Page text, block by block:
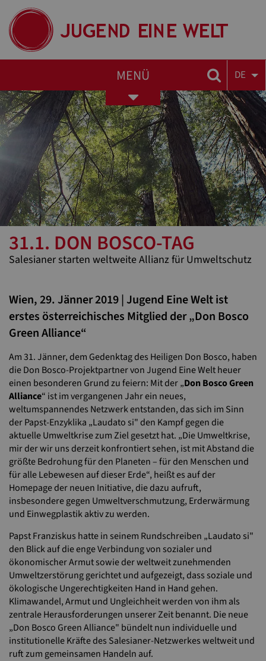
MENÜ DE
Toggle
navigation
31.1. DON BOSCO-TAG
Salesianer starten weltweite Allianz für Umweltschutz
Wien, 29. Jänner 2019 | Jugend Eine Welt ist
erstes österreichisches Mitglied der „Don Bosco
Green Alliance“
Am 31. Jänner, dem Gedenktag des Heiligen Don Bosco, haben
die Don Bosco-Projektpartner von Jugend Eine Welt heuer
einen besonderen Grund zu feiern: Mit der „Don Bosco Green
Alliance“ ist im vergangenen Jahr ein neues,
weltumspannendes Netzwerk entstanden, das sich im Sinn
der Papst-Enzyklika „Laudato si" den Kampf gegen die
aktuelle Umweltkrise zum Ziel gesetzt hat. „Die Umweltkrise,
mir der wir uns derzeit konfrontiert sehen, ist mit Abstand die
größte Bedrohung für den Planeten – für den Menschen und
für alle Lebewesen auf dieser Erde“, heißt es auf der
Homepage der neuen Initiative, die dazu aufruft,
insbesondere gegen Umweltverschmutzung, Erderwärmung
und Einwegplastik aktiv zu werden.
Papst Franziskus hatte in seinem Rundschreiben „Laudato si"
den Blick auf die enge Verbindung von sozialer und
ökonomischer Armut sowie der weltweit zunehmenden
Umweltzerstörung gerichtet und aufgezeigt, dass soziale und
ökologische Ungerechtigkeiten Hand in Hand gehen.
Klimawandel, Armut und Ungleichheit werden von ihm als
zentrale Herausforderungen unserer Zeit benannt. Die neue
„Don Bosco Green Alliance" bündelt nun individuelle und
institutionelle Kräfte des Salesianer-Netzwerkes weltweit und
ruft zum gemeinsamen Handeln auf.